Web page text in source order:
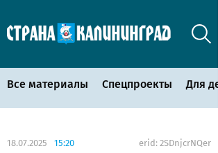
Все материалы Спецпроекты Для
18.07.2025 15:20 erid: 2SDnjcrNQer